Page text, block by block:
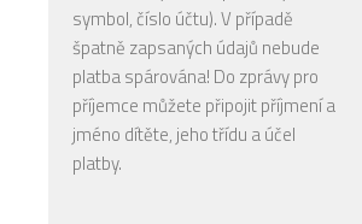
symbol, číslo účtu). V případě
špatně zapsaných údajů nebude
platba spárována! Do zprávy pro
příjemce můžete připojit příjmení a
jméno dítěte, jeho třídu a účel
platby.